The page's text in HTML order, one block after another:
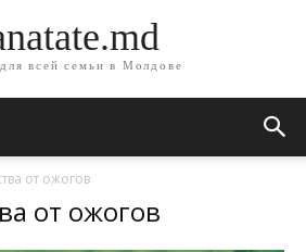
всей семьи в Молдове
от ожогов
от ожогов